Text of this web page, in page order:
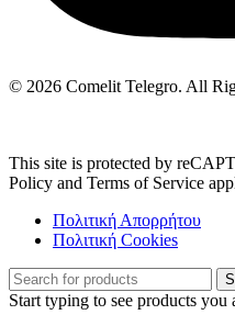
© 2026 Comelit Telegro. All
This site is protected by
Policy and Terms of Service
Πολιτική Απορρήτου
Πολιτική Cookies
Start typing to see products you